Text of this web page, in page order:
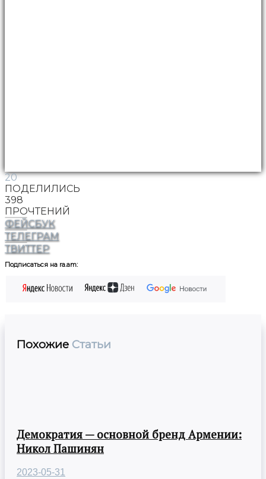
20
ПОДЕЛИЛИСЬ
398
ПРОЧТЕНИЙ
ФЕЙСБУК
ТЕЛЕГРАМ
ТВИТТЕР
Подписаться на ra.am:
Похожие Статьи
Демократия — основной бренд Армении:
Никол Пашинян
2023-05-31